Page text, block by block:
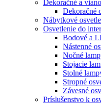
Dekoračné a
Dekoračné
Nábytkové
Osvetlenie do
Bodové a
Nástenné
Nočné
Stojacie
Stolné
Stropné
Závesné
Príslušenstvo k